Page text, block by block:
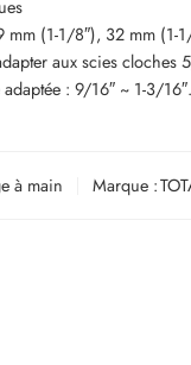
(1-1/8″), 32 mm (1-
aux scies cloches
: 9/16″ ~ 1-3/16″.
à main Marque :